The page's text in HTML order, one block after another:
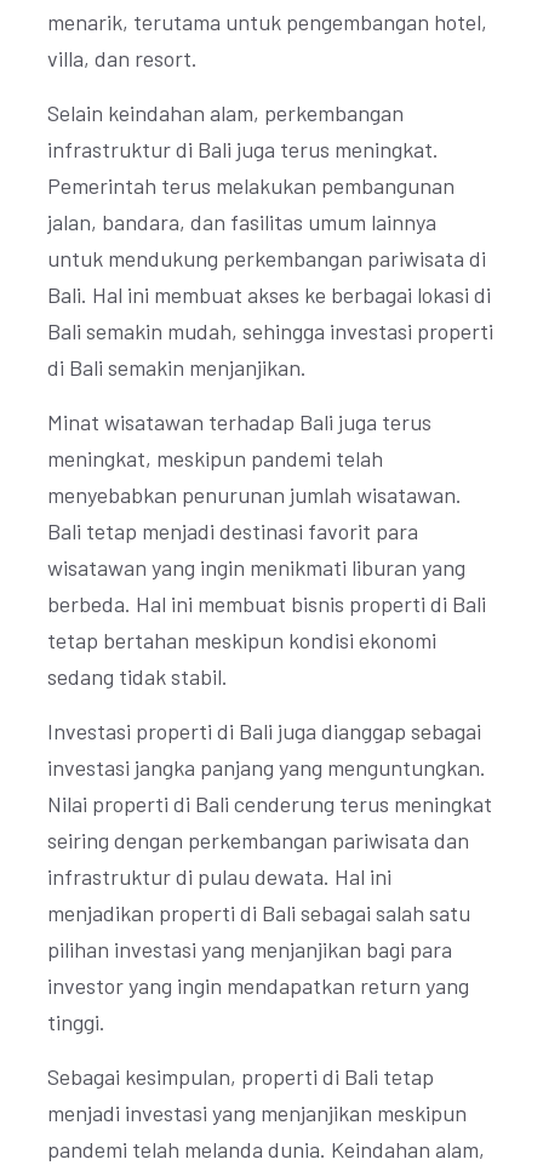
menarik, terutama untuk pengembangan hotel,
villa, dan resort.
Selain keindahan alam, perkembangan
infrastruktur di Bali juga terus meningkat.
Pemerintah terus melakukan pembangunan
jalan, bandara, dan fasilitas umum lainnya
untuk mendukung perkembangan pariwisata di
Bali. Hal ini membuat akses ke berbagai lokasi di
Bali semakin mudah, sehingga investasi properti
di Bali semakin menjanjikan.
Minat wisatawan terhadap Bali juga terus
meningkat, meskipun pandemi telah
menyebabkan penurunan jumlah wisatawan.
Bali tetap menjadi destinasi favorit para
wisatawan yang ingin menikmati liburan yang
berbeda. Hal ini membuat bisnis properti di Bali
tetap bertahan meskipun kondisi ekonomi
sedang tidak stabil.
Investasi properti di Bali juga dianggap sebagai
investasi jangka panjang yang menguntungkan.
Nilai properti di Bali cenderung terus meningkat
seiring dengan perkembangan pariwisata dan
infrastruktur di pulau dewata. Hal ini
menjadikan properti di Bali sebagai salah satu
pilihan investasi yang menjanjikan bagi para
investor yang ingin mendapatkan return yang
tinggi.
Sebagai kesimpulan, properti di Bali tetap
menjadi investasi yang menjanjikan meskipun
pandemi telah melanda dunia. Keindahan alam,